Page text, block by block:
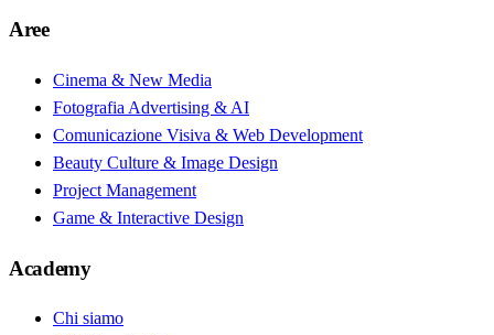
Aree
Cinema & New Media
Fotografia Advertising & AI
Comunicazione Visiva & Web Development
Beauty Culture & Image Design
Project Management
Game & Interactive Design
Academy
Chi siamo